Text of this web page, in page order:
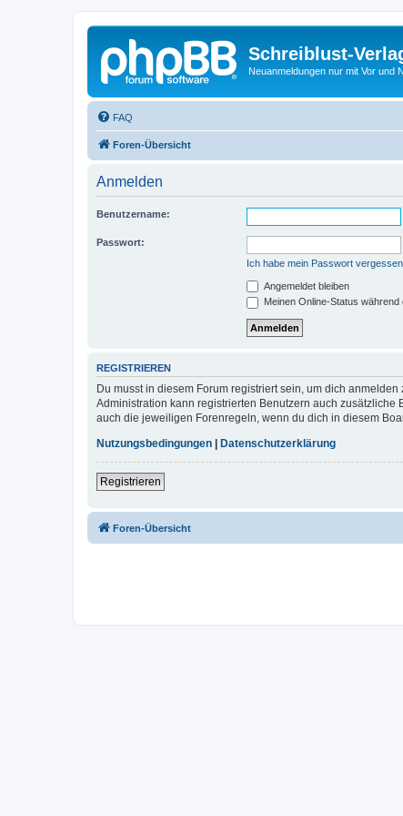
Schreiblust-
Neuanmeldungen nur mit Vor und
FAQ
Foren-Übersicht
Anmelden
Benutzername:
Passwort:
Ich habe mein Passwort vergessen
Angemeldet bleiben
Meinen Online-Status
REGISTRIEREN
Du musst in diesem Forum registriert sein, um dich
Administration kann registrierten Benutzern auch
auch die jeweiligen Forenregeln, wenn du dich in diesem
Nutzungsbedingungen
Datenschutzerklärung
Registrieren
Foren-Übersicht